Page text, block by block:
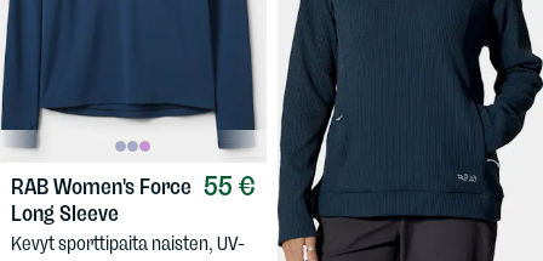
55 €
RABWomen's Force
Long Sleeve
Kevyt sporttipaita naisten, UV-
99,90 €
RAB
Women's
Hepton Pullover Hoody
Rento fleecehuppari,